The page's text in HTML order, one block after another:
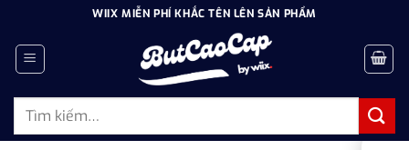
dung
WIIX MIỄN PHÍ KHẮC TÊN LÊN SẢN PHẨM
Tìm